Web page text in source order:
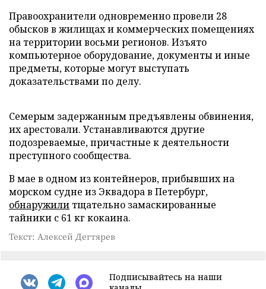
Правоохранители одновременно провели 28
обысков в жилищах и коммерческих помещениях
на территории восьми регионов. Изъято
компьютерное оборудование, документы и иные
предметы, которые могут выступать
доказательствами по делу.
Семерым задержанным предъявлены обвинения,
их арестовали. Устанавливаются другие
подозреваемые, причастные к деятельности
преступного сообщества.
В мае в одном из контейнеров, прибывших на
морском судне из Эквадора в Петербург,
обнаружили тщательно замаскированные
тайники с 61 кг кокаина.
Текст: Алексей Дегтярев
Подписывайтесь на наши